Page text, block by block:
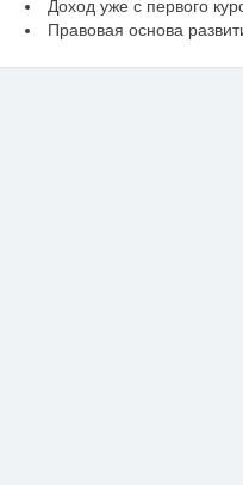
Доход уже с первого
Правовая основа